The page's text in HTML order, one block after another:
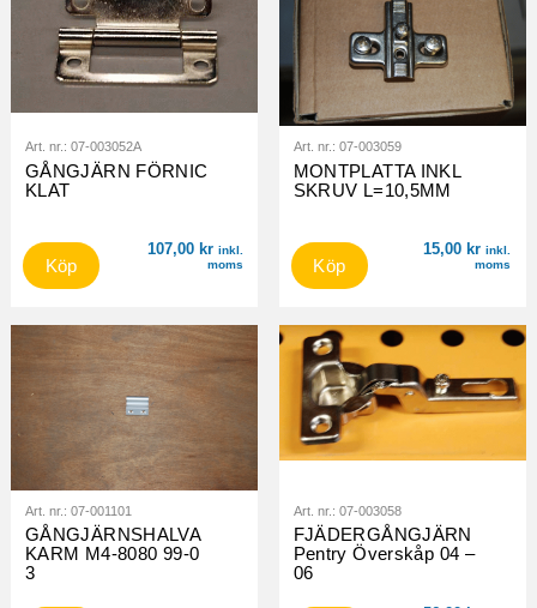
Art. nr.: 07-003052A
GÅNGJÄRN FÖRNIC
KLAT
107,00 kr inkl.
moms
Köp
Art. nr.: 07-003059
MONTPLATTA INKL
SKRUV L=10,5MM
15,00 kr inkl.
moms
Köp
Art. nr.: 07-001101
GÅNGJÄRNSHALVA
KARM M4-8080 99-0
3
Art. nr.: 07-003058
FJÄDERGÅNGJÄRN
Pentry Överskåp 04 –
06